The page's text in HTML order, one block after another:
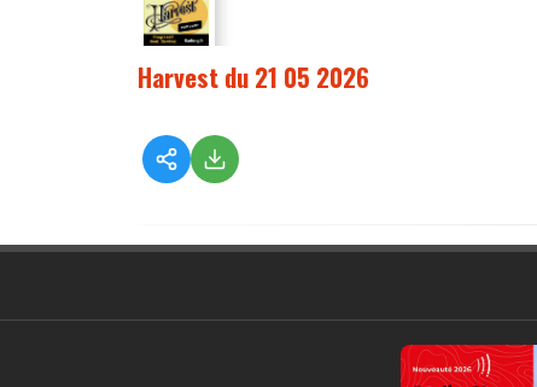
Harvest du 21 05 2026